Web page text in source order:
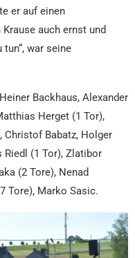
er auf einen
auch ernst und
war seine
Backhaus, Alexander
Herget (1 Tor),
Christof Babatz, Holger
Riedl (1 Tor), Zlatibor
(2 Tore), Nenad
Tore), Marko Sasic.